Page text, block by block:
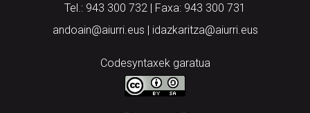
Tel.: 943 300 732 | Faxa: 943 300 731
andoain@aiurri.eus | idazkaritza@aiurri.eus
Codesyntaxek garatua